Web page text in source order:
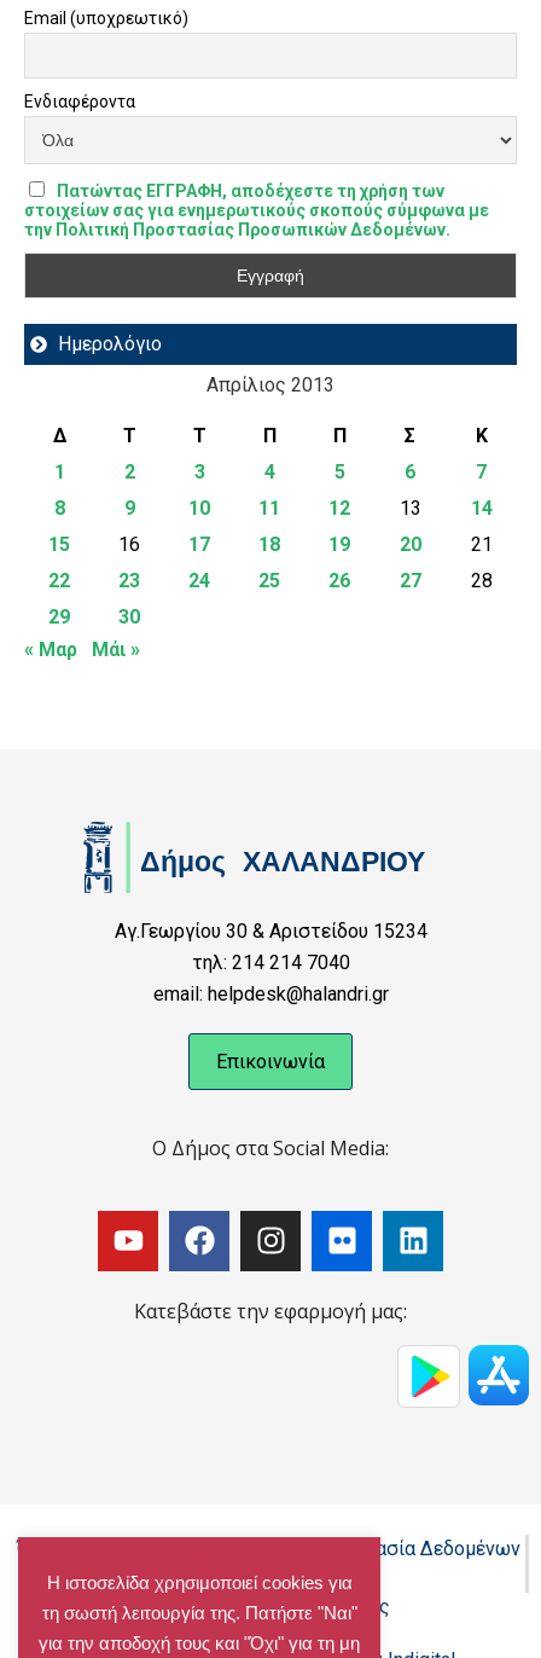
Email (υποχρεωτικό)
Ενδιαφέροντα
Πατώντας ΕΓΓΡΑΦΗ, αποδέχεστε τη χρήση των
στοιχείων σας για ενημερωτικούς σκοπούς σύμφωνα με
την Πολιτική Προστασίας Προσωπικών Δεδομένων.
Ημερολόγιο
Απρίλιος 2013
Δ Τ Τ Π Π Σ
Κ
1
2 3 4 5 6
7
8
9 10 11 12 13
14
15
16 17 18 19 20
21
22
23 24 25 26 27
28
29
30
« Μαρ
Μάι »
Αγ.Γεωργίου 30 & Αριστείδου 15234
τηλ: 214 214 7040
email: helpdesk@halandri.gr
Επικοινωνία
Ο Δήμος στα Social Media:
Κατεβάστε την εφαρμογή μας:
Όροι Χρήσης - Πολιτική Cookies - Προστασία Δεδομένων
Προσωπικού Χαρακτήρα
Δήλωση προσβασιμότητας
Η ιστοσελίδα χρησιμοποιεί cookies για
τη σωστή λειτουργία της. Πατήστε "Ναι"
για την αποδοχή τους και "Όχι" για τη μη